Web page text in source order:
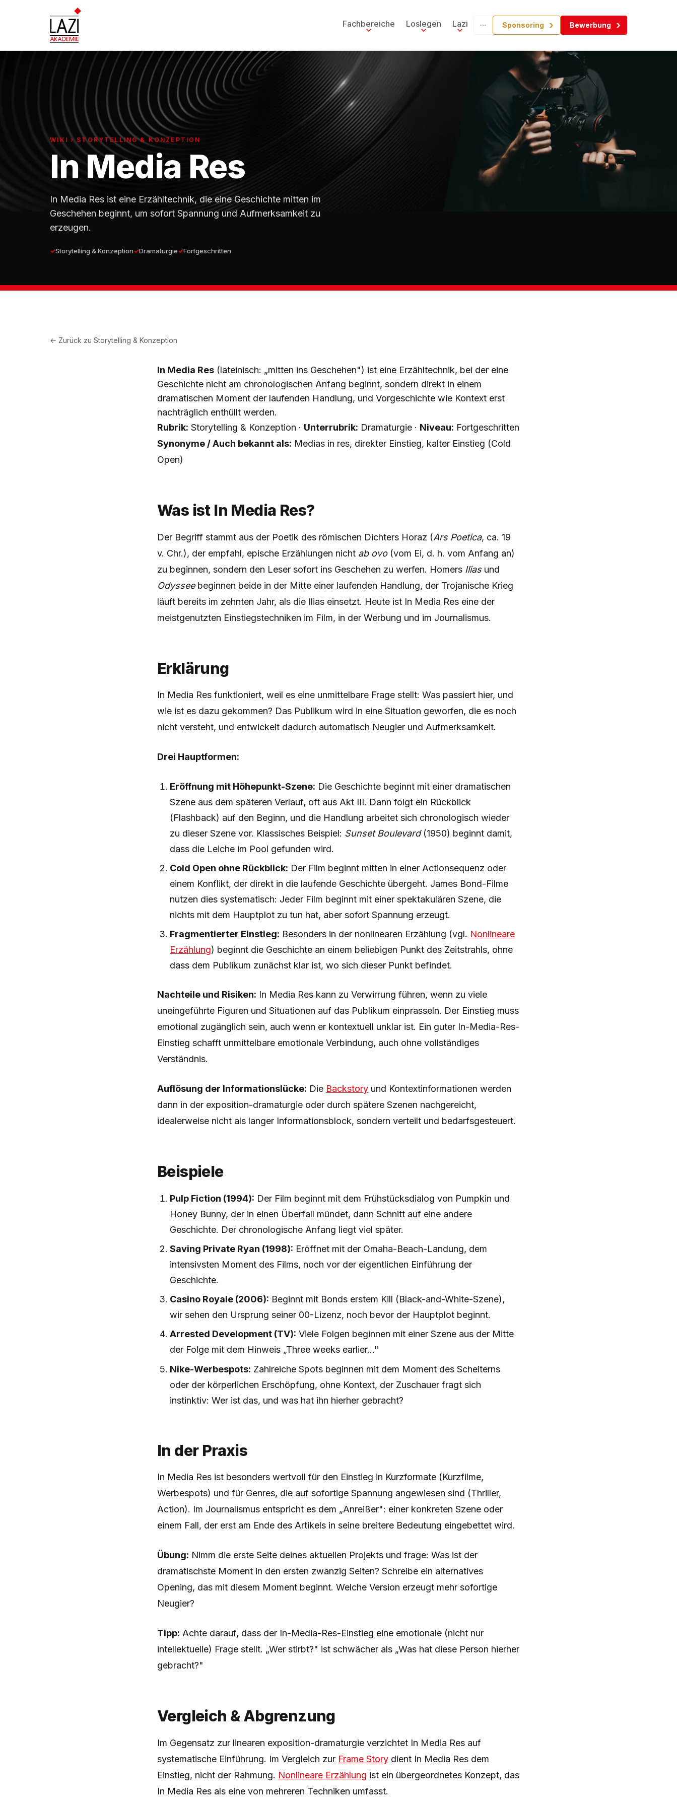
Fachbereiche Loslegen Lazi Sponsoring Bewerbung
WIKI › STORYTELLING & KONZEPTION
In Media Res
In Media Res ist eine Erzähltechnik, die eine Geschichte mitten im
Geschehen beginnt, um sofort Spannung und Aufmerksamkeit zu
erzeugen.
Storytelling & Konzeption Dramaturgie Fortgeschritten
← Zurück zuStorytelling & Konzeption
In Media Res (lateinisch: „mitten ins Geschehen") ist eine Erzähltechnik, bei der eine
Geschichte nicht am chronologischen Anfang beginnt, sondern direkt in einem
dramatischen Moment der laufenden Handlung, und Vorgeschichte wie Kontext erst
nachträglich enthüllt werden.
Rubrik: Storytelling & Konzeption · Unterrubrik: Dramaturgie · Niveau: Fortgeschritten
Synonyme / Auch bekannt als: Medias in res, direkter Einstieg, kalter Einstieg (Cold
Open)
Was ist In Media Res?
Der Begriff stammt aus der Poetik des römischen Dichters Horaz (Ars Poetica, ca. 19
v. Chr.), der empfahl, epische Erzählungen nicht ab ovo(vom Ei, d. h. vom Anfang an)
zu beginnen, sondern den Leser sofort ins Geschehen zu werfen. Homers Iliasund
Odysseebeginnen beide in der Mitte einer laufenden Handlung, der Trojanische Krieg
läuft bereits im zehnten Jahr, als die Ilias einsetzt. Heute ist In Media Res eine der
meistgenutzten Einstiegstechniken im Film, in der Werbung und im Journalismus.
Erklärung
In Media Res funktioniert, weil es eine unmittelbare Frage stellt: Was passiert hier, und
wie ist es dazu gekommen? Das Publikum wird in eine Situation geworfen, die es noch
nicht versteht, und entwickelt dadurch automatisch Neugier und Aufmerksamkeit.
Drei Hauptformen:
Eröffnung mit Höhepunkt-Szene: Die Geschichte beginnt mit einer dramatischen
Szene aus dem späteren Verlauf, oft aus Akt III. Dann folgt ein Rückblick
(Flashback) auf den Beginn, und die Handlung arbeitet sich chronologisch wieder
zu dieser Szene vor. Klassisches Beispiel: Sunset Boulevard(1950) beginnt damit,
dass die Leiche im Pool gefunden wird.
Cold Open ohne Rückblick: Der Film beginnt mitten in einer Actionsequenz oder
einem Konflikt, der direkt in die laufende Geschichte übergeht. James Bond-Filme
nutzen dies systematisch: Jeder Film beginnt mit einer spektakulären Szene, die
nichts mit dem Hauptplot zu tun hat, aber sofort Spannung erzeugt.
Fragmentierter Einstieg: Besonders in der nonlinearen Erzählung (vgl. Nonlineare
Erzählung) beginnt die Geschichte an einem beliebigen Punkt des Zeitstrahls, ohne
dass dem Publikum zunächst klar ist, wo sich dieser Punkt befindet.
Nachteile und Risiken: In Media Res kann zu Verwirrung führen, wenn zu viele
uneingeführte Figuren und Situationen auf das Publikum einprasseln. Der Einstieg muss
emotional zugänglich sein, auch wenn er kontextuell unklar ist. Ein guter In-Media-Res-
Einstieg schafft unmittelbare emotionale Verbindung, auch ohne vollständiges
Verständnis.
Auflösung der Informationslücke: Die Backstory und Kontextinformationen werden
dann in der exposition-dramaturgie oder durch spätere Szenen nachgereicht,
idealerweise nicht als langer Informationsblock, sondern verteilt und bedarfsgesteuert.
Beispiele
Pulp Fiction (1994): Der Film beginnt mit dem Frühstücksdialog von Pumpkin und
Honey Bunny, der in einen Überfall mündet, dann Schnitt auf eine andere
Geschichte. Der chronologische Anfang liegt viel später.
Saving Private Ryan (1998): Eröffnet mit der Omaha-Beach-Landung, dem
intensivsten Moment des Films, noch vor der eigentlichen Einführung der
Geschichte.
Casino Royale (2006): Beginnt mit Bonds erstem Kill (Black-and-White-Szene),
wir sehen den Ursprung seiner 00-Lizenz, noch bevor der Hauptplot beginnt.
Arrested Development (TV): Viele Folgen beginnen mit einer Szene aus der Mitte
der Folge mit dem Hinweis „Three weeks earlier…"
Nike-Werbespots: Zahlreiche Spots beginnen mit dem Moment des Scheiterns
oder der körperlichen Erschöpfung, ohne Kontext, der Zuschauer fragt sich
instinktiv: Wer ist das, und was hat ihn hierher gebracht?
In der Praxis
In Media Res ist besonders wertvoll für den Einstieg in Kurzformate (Kurzfilme,
Werbespots) und für Genres, die auf sofortige Spannung angewiesen sind (Thriller,
Action). Im Journalismus entspricht es dem „Anreißer": einer konkreten Szene oder
einem Fall, der erst am Ende des Artikels in seine breitere Bedeutung eingebettet wird.
Übung: Nimm die erste Seite deines aktuellen Projekts und frage: Was ist der
dramatischste Moment in den ersten zwanzig Seiten? Schreibe ein alternatives
Opening, das mit diesem Moment beginnt. Welche Version erzeugt mehr sofortige
Neugier?
Tipp: Achte darauf, dass der In-Media-Res-Einstieg eine emotionale (nicht nur
intellektuelle) Frage stellt. „Wer stirbt?" ist schwächer als „Was hat diese Person hierher
gebracht?"
Vergleich & Abgrenzung
Im Gegensatz zur linearen exposition-dramaturgie verzichtet In Media Res auf
systematische Einführung. Im Vergleich zur Frame Story dient In Media Res dem
Einstieg, nicht der Rahmung. Nonlineare Erzählung ist ein übergeordnetes Konzept, das
In Media Res als eine von mehreren Techniken umfasst.